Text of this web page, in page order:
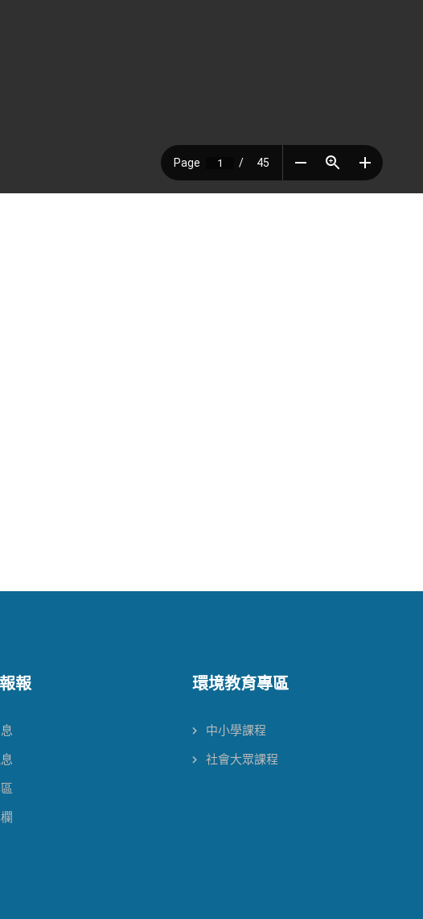
報 環境教育專區
中小學課程
社會大眾課程